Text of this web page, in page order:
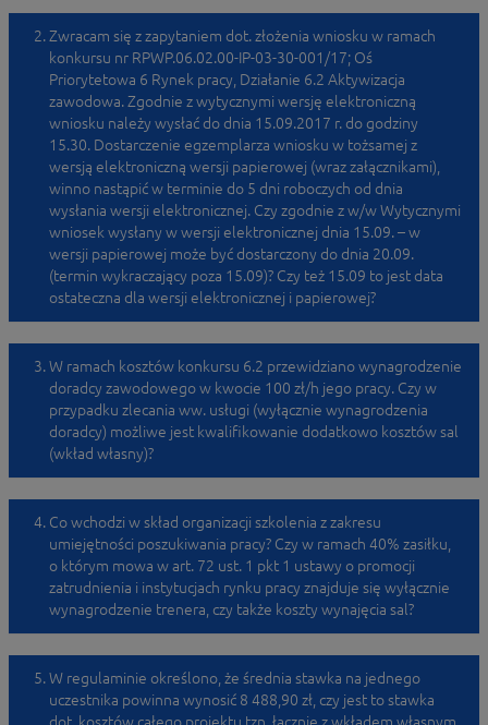
Zwracam się z zapytaniem dot. złożenia wniosku w ramach
konkursu nr RPWP.06.02.00-IP-03-30-001/17; Oś
Priorytetowa 6 Rynek pracy, Działanie 6.2 Aktywizacja
zawodowa. Zgodnie z wytycznymi wersję elektroniczną
wniosku należy wysłać do dnia 15.09.2017 r. do godziny
15.30. Dostarczenie egzemplarza wniosku w tożsamej z
wersją elektroniczną wersji papierowej (wraz załącznikami),
winno nastąpić w terminie do 5 dni roboczych od dnia
wysłania wersji elektronicznej. Czy zgodnie z w/w Wytycznymi
wniosek wysłany w wersji elektronicznej dnia 15.09. – w
wersji papierowej może być dostarczony do dnia 20.09.
(termin wykraczający poza 15.09)? Czy też 15.09 to jest data
ostateczna dla wersji elektronicznej i papierowej?
W ramach kosztów konkursu 6.2 przewidziano wynagrodzenie
doradcy zawodowego w kwocie 100 zł/h jego pracy. Czy w
przypadku zlecania ww. usługi (wyłącznie wynagrodzenia
doradcy) możliwe jest kwalifikowanie dodatkowo kosztów sal
(wkład własny)?
Co wchodzi w skład organizacji szkolenia z zakresu
umiejętności poszukiwania pracy? Czy w ramach 40% zasiłku,
o którym mowa w art. 72 ust. 1 pkt 1 ustawy o promocji
zatrudnienia i instytucjach rynku pracy znajduje się wyłącznie
wynagrodzenie trenera, czy także koszty wynajęcia sal?
W regulaminie określono, że średnia stawka na jednego
uczestnika powinna wynosić 8 488,90 zł, czy jest to stawka